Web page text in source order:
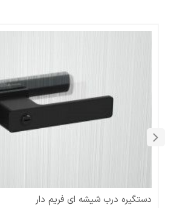
دستگیره درب شیشه ای فریم دار